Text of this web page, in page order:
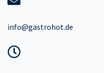
info@gastrohot.de